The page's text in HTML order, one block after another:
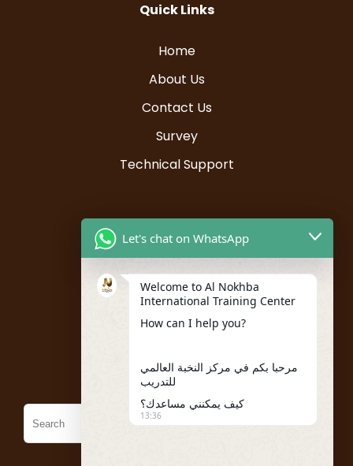
Quick Links
Home
About Us
Contact Us
Survey
Technical Support
Resources
Student Registration
My account
Let's chat on WhatsApp
Welcome to Al Nokhba
International Training Center
How can I help you?
مرحبا بكم في مركز النخبة العالمي
للتدريب
كيف يمكنني مساعدك؟
13:36